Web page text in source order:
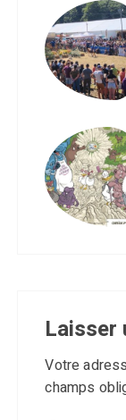
Laisser
Votre
champs